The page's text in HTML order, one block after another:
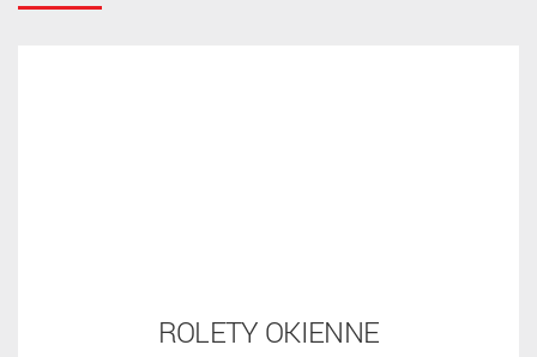
stosuje się uszczelkę szczotkowaną, która zapobiega